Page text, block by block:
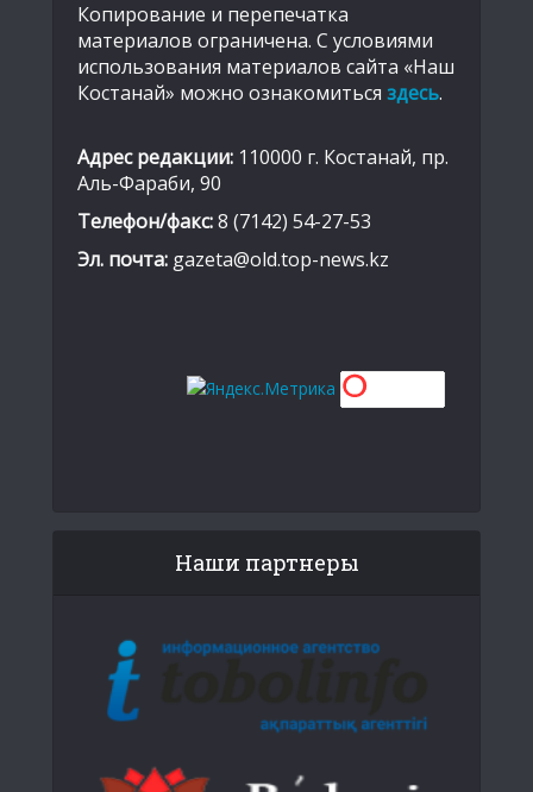
Копирование и перепечатка
материалов ограничена. С условиями
использования материалов сайта «Наш
Костанай» можно ознакомиться здесь.
Адрес редакции: 110000 г. Костанай, пр.
Аль-Фараби, 90
Телефон/факс:8 (7142) 54-27-53
Эл. почта: gazeta@old.top-news.kz
Наши партнеры